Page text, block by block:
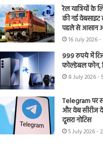
रेल यात्रियों के
की नई वेबसाइट
पहले से आसान
16 July 2026 -
999 रुपये में
फोल्डेबल
8 July 2026 -
Telegram पर
और वेब सीरीज
दूसरा नोटिस
5 July 2026 -